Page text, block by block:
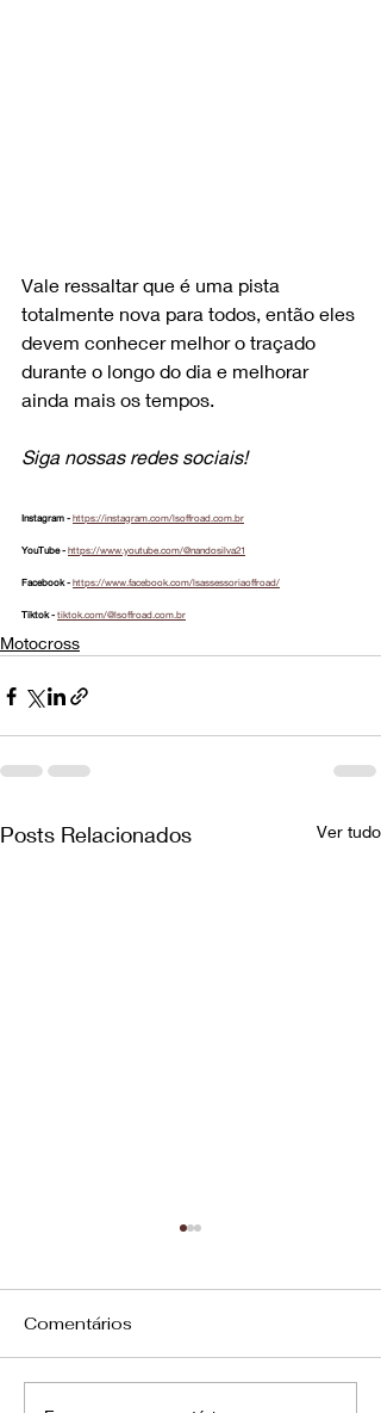
Vale ressaltar que é uma pista
totalmente nova para todos, então eles
devem conhecer melhor o traçado
durante o longo do dia e melhorar
ainda mais os tempos.
Siga nossas redes sociais!
Instagram - https://instagram.com/lsoffroad.com.br
YouTube - https://www.youtube.com/@nandosilva21
Facebook - https://www.facebook.com/lsassessoriaoffroad/
Tiktok - tiktok.com/@lsoffroad.com.br
Motocross
Posts Relacionados Ver tudo
Comentários